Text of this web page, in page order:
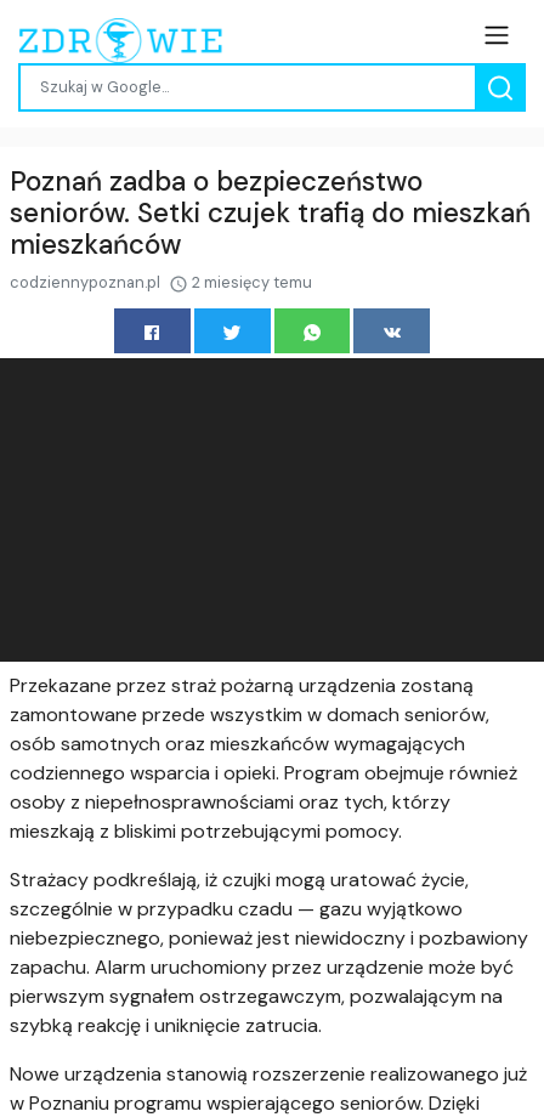
Poznań zadba o bezpieczeństwo
seniorów. Setki czujek trafią do mieszkań
mieszkańców
codziennypoznan.pl 2 miesięcy temu
Przekazane przez straż pożarną urządzenia zostaną
zamontowane przede wszystkim w domach seniorów,
osób samotnych oraz mieszkańców wymagających
codziennego wsparcia i opieki. Program obejmuje również
osoby z niepełnosprawnościami oraz tych, którzy
mieszkają z bliskimi potrzebującymi pomocy.
Strażacy podkreślają, iż czujki mogą uratować życie,
szczególnie w przypadku czadu — gazu wyjątkowo
niebezpiecznego, ponieważ jest niewidoczny i pozbawiony
zapachu. Alarm uruchomiony przez urządzenie może być
pierwszym sygnałem ostrzegawczym, pozwalającym na
szybką reakcję i uniknięcie zatrucia.
Nowe urządzenia stanowią rozszerzenie realizowanego już
w Poznaniu programu wspierającego seniorów. Dzięki